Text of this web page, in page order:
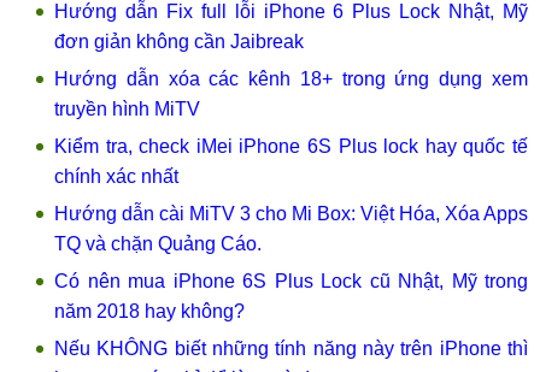
Hướng dẫn Fix full lỗi iPhone 6 Plus Lock Nhật, Mỹ
đơn giản không cần Jaibreak
Hướng dẫn xóa các kênh 18+ trong ứng dụng xem
truyền hình MiTV
Kiểm tra, check iMei iPhone 6S Plus lock hay quốc tế
chính xác nhất
Hướng dẫn cài MiTV 3 cho Mi Box: Việt Hóa, Xóa Apps
TQ và chặn Quảng Cáo.
Có nên mua iPhone 6S Plus Lock cũ Nhật, Mỹ trong
năm 2018 hay không?
Nếu KHÔNG biết những tính năng này trên iPhone thì